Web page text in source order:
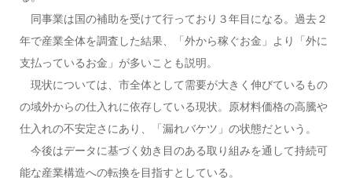
同事業は国の補助を受けて行っており３年目になる。過去２
年で産業全体を調査した結果、「外から稼ぐお金」より「外に
支払っているお金」が多いことも説明。
現状については、市全体として需要が大きく伸びているもの
の域外からの仕入れに依存している現状。原材料価格の高騰や
仕入れの不安定さにあり、「漏れバケツ」の状態だという。
今後はデータに基づく効き目のある取り組みを通して持続可
能な産業構造への転換を目指すとしている。